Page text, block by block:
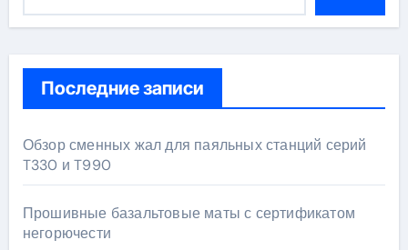
Последние записи
Обзор сменных жал для паяльных станций серий
T330 и T990
Прошивные базальтовые маты с сертификатом
негорючести